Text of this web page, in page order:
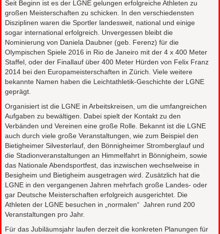
Seit Beginn ist es der LGNE gelungen erfolgreiche Athleten zu
großen Meisterschaften zu schicken. In den verschiedensten
Disziplinen waren die Sportler landesweit, national und einige
sogar international erfolgreich. Unvergessen bleibt die
Nominierung von Daniela Daubner (geb. Ferenz) für die
Olympischen Spiele 2016 in Rio de Janeiro mit der 4 x 400 Meter
Staffel, oder der Finallauf über 400 Meter Hürden von Felix Franz
2014 bei den Europameisterschaften in Zürich. Viele weitere
bekannte Namen haben die Leichtathletik-Geschichte der LGNE
geprägt.
Organisiert ist die LGNE in Arbeitskreisen, um die umfangreichen
Aufgaben zu bewältigen. Dabei spielt der Kontakt zu den
Verbänden und Vereinen eine große Rolle. Bekannt ist die LGNE
auch durch viele große Veranstaltungen, wie zum Beispiel den
Bietigheimer Silvesterlauf, den Bönnigheimer Stromberglauf und
die Stadionveranstaltungen an Himmelfahrt in Bönnigheim, sowie
das Nationale Abendsportfest, das inzwischen wechselweise in
Besigheim und Bietigheim ausgetragen wird. Zusätzlich hat die
LGNE in den vergangenen Jahren mehrfach große Landes- oder
gar Deutsche Meisterschaften erfolgreich ausgerichtet. Die
Athleten der LGNE besuchen in „normalen“ Jahren rund 200
Veranstaltungen pro Jahr.
Für das Jubiläumsjahr laufen derzeit die konkreten Planungen für